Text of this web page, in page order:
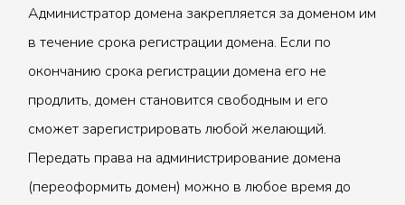
Администратор домена закрепляется за доменом им
в течение срока регистрации домена. Если по
окончанию срока регистрации домена его не
продлить, домен становится свободным и его
сможет зарегистрировать любой желающий.
Передать права на администрирование домена
(переоформить домен) можно в любое время до